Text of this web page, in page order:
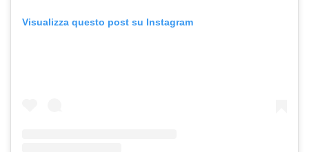
Visualizza questo post su Instagram